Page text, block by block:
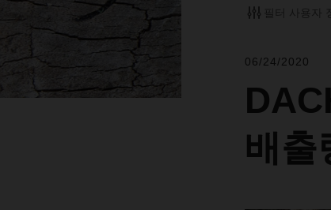
필터 사용자
06/24/2020
배출